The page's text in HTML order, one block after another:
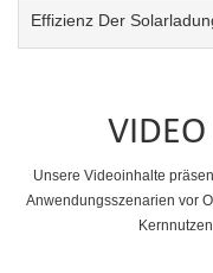
Effizienz Der
VIDEO
Unsere Videoinhalte
Anwendungsszenarien vor